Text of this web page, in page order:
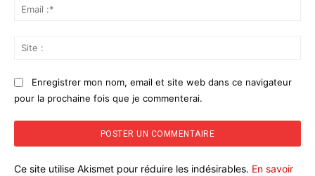
Enregistrer mon nom, email et site web dans ce navigateur
pour la prochaine fois que je commenterai.
Ce site utilise Akismet pour réduire les indésirables. En savoir